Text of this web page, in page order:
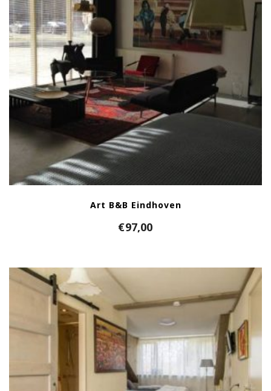
Art B&B Eindhoven
€97,00